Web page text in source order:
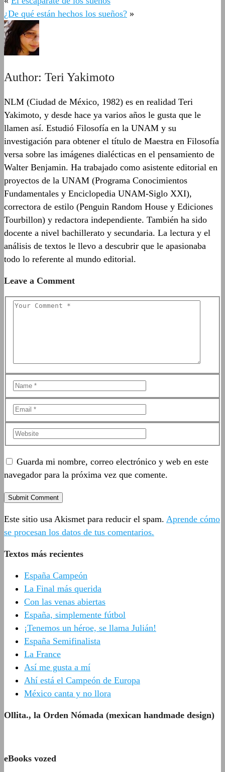
¿De qué están hechos los sueños? »
Author: Teri Yakimoto
NLM (Ciudad de México, 1982) es en realidad Teri
Yakimoto, y desde hace ya varios años le gusta que le
llamen así. Estudió Filosofía en la UNAM y su
investigación para obtener el título de Maestra en Filosofía
versa sobre las imágenes dialécticas en el pensamiento de
Walter Benjamin. Ha trabajado como asistente editorial en
proyectos de la UNAM (Programa Conocimientos
Fundamentales y Enciclopedia UNAM-Siglo XXI),
correctora de estilo (Penguin Random House y Ediciones
Tourbillon) y redactora independiente. También ha sido
docente a nivel bachillerato y secundaria. La lectura y el
análisis de textos le llevo a descubrir que le apasionaba
todo lo referente al mundo editorial.
Leave a Comment
Guarda mi nombre, correo electrónico y web en este
navegador para la próxima vez que comente.
Este sitio usa Akismet para reducir el spam. Aprende cómo
se procesan los datos de tus comentarios.
Textos más recientes
España Campeón
La Final más querida
Con las venas abiertas
España, simplemente fútbol
¡Tenemos un héroe, se llama Julián!
España Semifinalista
La France
Así me gusta a mí
Ahí está el Campeón de Europa
México canta y no llora
Ollita., la Orden Nómada (mexican handmade design)
eBooks vozed